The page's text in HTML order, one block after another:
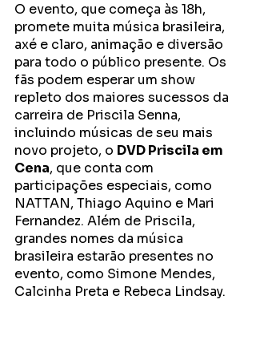
O evento, que começa às 18h,
promete muita música brasileira,
axé e claro, animação e diversão
para todo o público presente. Os
fãs podem esperar um show
repleto dos maiores sucessos da
carreira de Priscila Senna,
incluindo músicas de seu mais
novo projeto, o DVD Priscila em
Cena, que conta com
participações especiais, como
NATTAN, Thiago Aquino e Mari
Fernandez. Além de Priscila,
grandes nomes da música
brasileira estarão presentes no
evento, como Simone Mendes,
Calcinha Preta e Rebeca Lindsay.